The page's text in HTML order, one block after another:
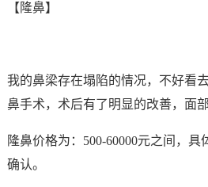
【隆鼻】
我的鼻梁存在塌陷的情况，不好看
鼻手术，术后有了明显的改善，面
隆鼻价格为：500-60000元之间，
确认。